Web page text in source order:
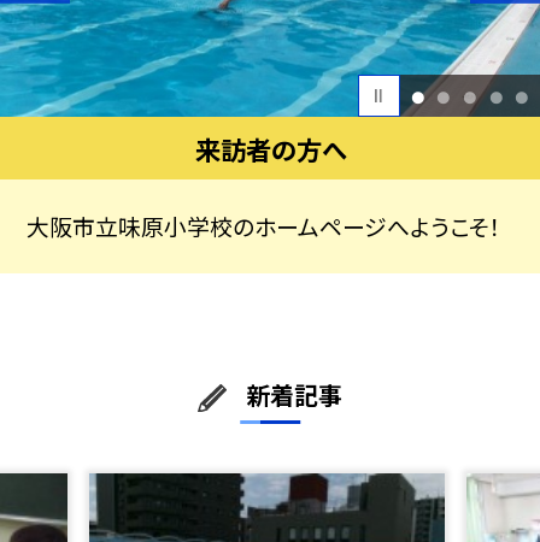
1 2 3 4 5
来訪者の方へ
大阪市立味原小学校のホームページへようこそ！
新着記事